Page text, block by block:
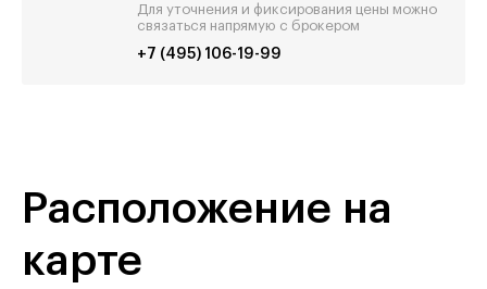
Для уточнения и фиксирования цены можно
связаться напрямую с брокером
+7 (495) 106-19-99
Расположение на
карте